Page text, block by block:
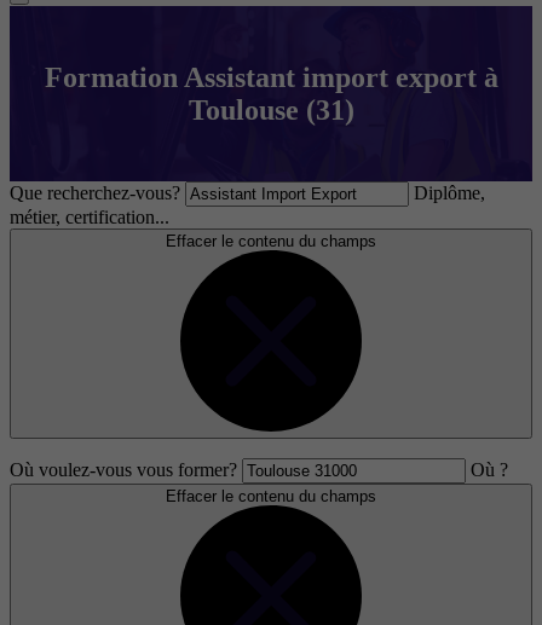
Formation Assistant import export à
Toulouse (31)
Que recherchez-vous?
Diplôme,
métier, certification...
Effacer le contenu du champs
Où voulez-vous vous former? Où ?
Effacer le contenu du champs